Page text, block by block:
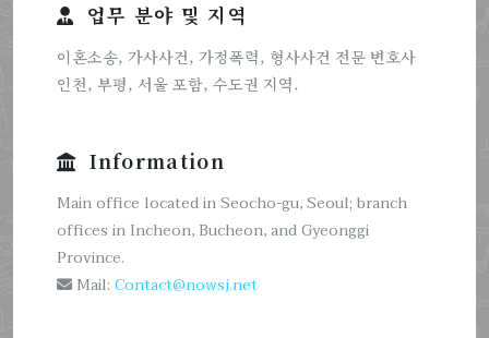
업무 분야 및 지역
이혼소송, 가사사건, 가정폭력, 형사사건 전문 변호사
인천, 부평, 서울 포함, 수도권 지역.
Information
Main office located in Seocho-gu, Seoul; branch
offices in Incheon, Bucheon, and Gyeonggi
Province.
Mail: Contact@nowsj.net